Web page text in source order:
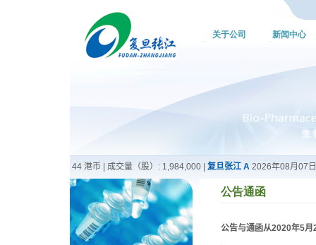
关于公司 新闻中心
公告通函